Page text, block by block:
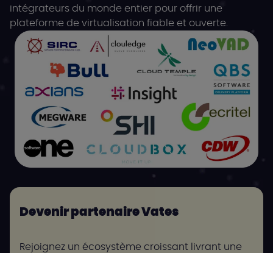
intégrateurs du monde entier pour offrir une
plateforme de virtualisation fiable et ouverte.
Devenir partenaire Vates
Rejoignez un écosystème croissant livrant une